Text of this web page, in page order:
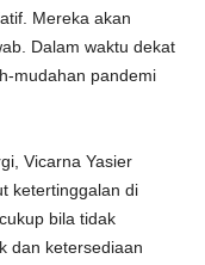
Mereka akan
Dalam waktu dekat
mudahan pandemi
Vicarna Yasier
ketertinggalan di
bila tidak
dan ketersediaan